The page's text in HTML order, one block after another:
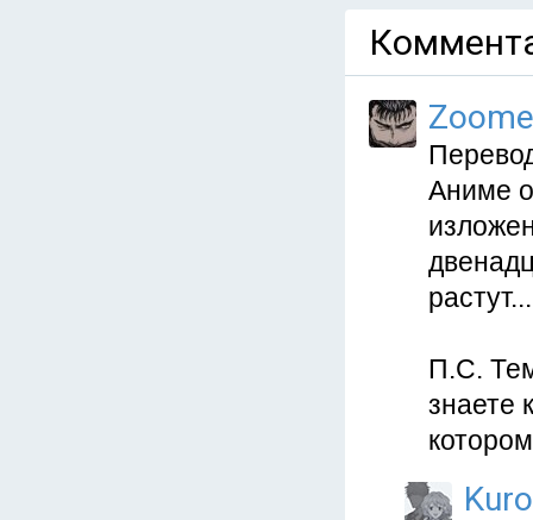
Аниме
растут...
П.С.
знаете